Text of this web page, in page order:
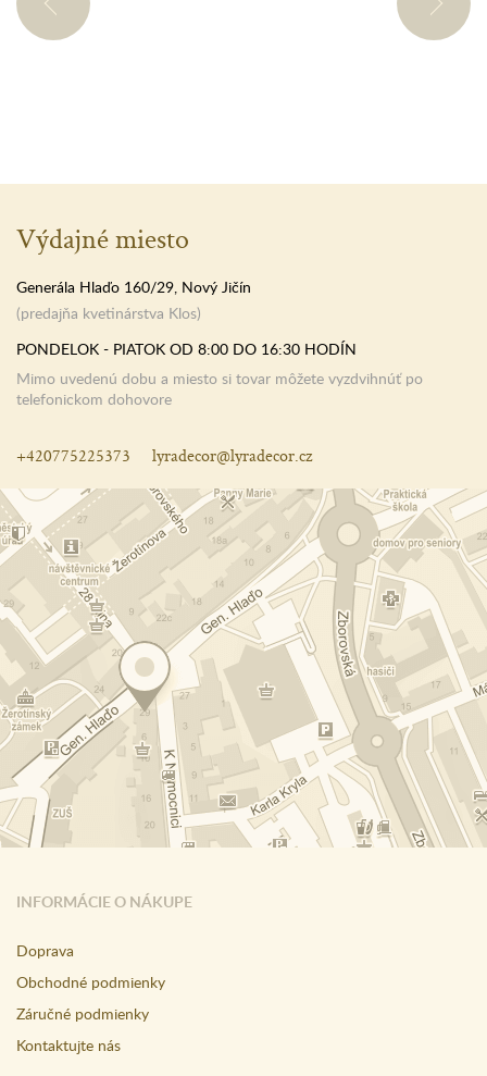
INFORMÁCIE O NÁKUPE
Doprava
Obchodné podmienky
Záručné podmienky
Kontaktujte nás
Výdajné miesto
Generála Hlaďo 160/29, Nový Jičín
(predajňa kvetinárstva Klos)
PONDELOK - PIATOK OD 8:00 DO 16:30 HODÍN
Mimo uvedenú dobu a miesto si tovar môžete vyzdvihnúť po
telefonickom dohovore
+420775225373 lyradecor@lyradecor.cz